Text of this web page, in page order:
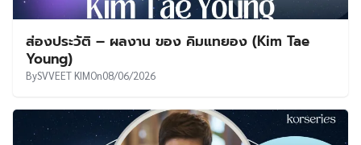
ส่องประวัติ – ผลงาน ของ คิมแทยอง (Kim Tae
Young)
BySVVEET KIMOn08/06/2026